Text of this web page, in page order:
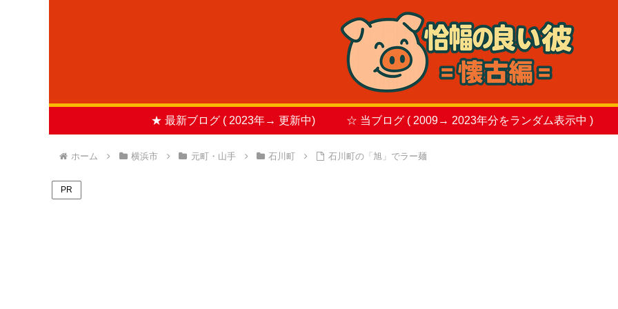
★ 最新ブログ ( 2023年→ 更新中) ☆ 当ブログ ( 2009→ 2023年分をランダム表示中 )
ホーム 横浜市 元町・山手 石川町 石川町の「旭」でラー麺
PR